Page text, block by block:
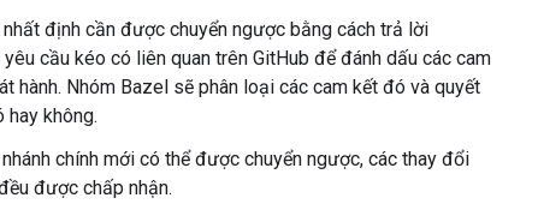
định cần được chuyển ngược bằng cách trả lời
cầu kéo có liên quan trên GitHub để đánh dấu các cam
hành. Nhóm Bazel sẽ phân loại các cam kết đó và quyết
hay không.
chính mới có thể được chuyển ngược, các thay đổi
được chấp nhận.